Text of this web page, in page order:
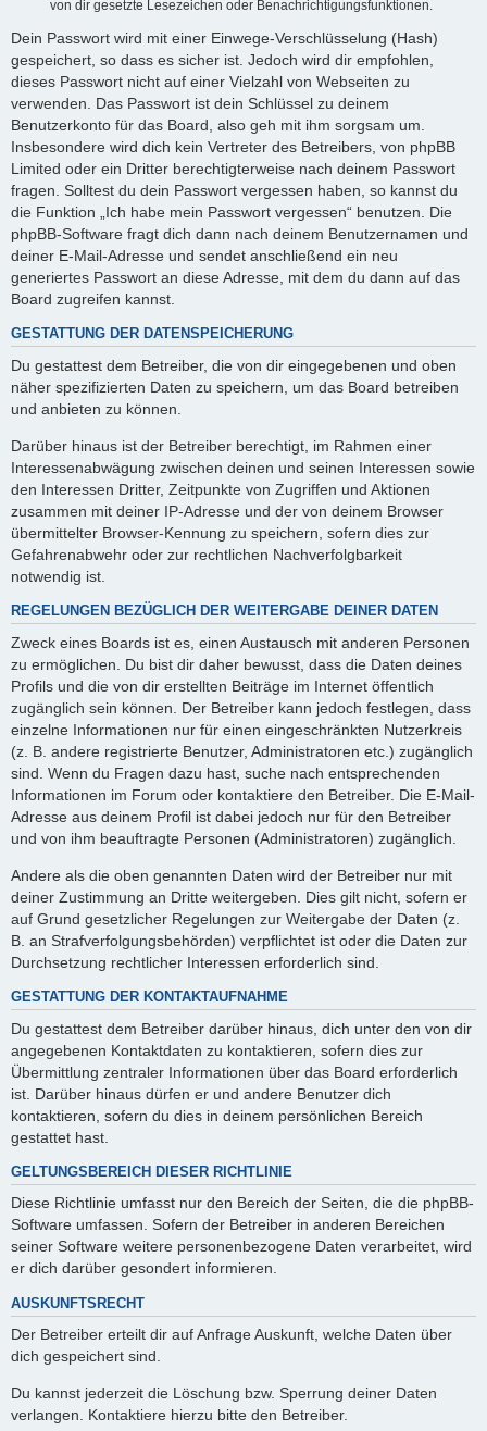
von dir gesetzte Lesezeichen oder Benachrichtigungsfunktionen.
Dein Passwort wird mit einer Einwege-Verschlüsselung (Hash)
gespeichert, so dass es sicher ist. Jedoch wird dir empfohlen,
dieses Passwort nicht auf einer Vielzahl von Webseiten zu
verwenden. Das Passwort ist dein Schlüssel zu deinem
Benutzerkonto für das Board, also geh mit ihm sorgsam um.
Insbesondere wird dich kein Vertreter des Betreibers, von phpBB
Limited oder ein Dritter berechtigterweise nach deinem Passwort
fragen. Solltest du dein Passwort vergessen haben, so kannst du
die Funktion „Ich habe mein Passwort vergessen“ benutzen. Die
phpBB-Software fragt dich dann nach deinem Benutzernamen und
deiner E-Mail-Adresse und sendet anschließend ein neu
generiertes Passwort an diese Adresse, mit dem du dann auf das
Board zugreifen kannst.
GESTATTUNG DER DATENSPEICHERUNG
Du gestattest dem Betreiber, die von dir eingegebenen und oben
näher spezifizierten Daten zu speichern, um das Board betreiben
und anbieten zu können.
Darüber hinaus ist der Betreiber berechtigt, im Rahmen einer
Interessenabwägung zwischen deinen und seinen Interessen sowie
den Interessen Dritter, Zeitpunkte von Zugriffen und Aktionen
zusammen mit deiner IP-Adresse und der von deinem Browser
übermittelter Browser-Kennung zu speichern, sofern dies zur
Gefahrenabwehr oder zur rechtlichen Nachverfolgbarkeit
notwendig ist.
REGELUNGEN BEZÜGLICH DER WEITERGABE DEINER DATEN
Zweck eines Boards ist es, einen Austausch mit anderen Personen
zu ermöglichen. Du bist dir daher bewusst, dass die Daten deines
Profils und die von dir erstellten Beiträge im Internet öffentlich
zugänglich sein können. Der Betreiber kann jedoch festlegen, dass
einzelne Informationen nur für einen eingeschränkten Nutzerkreis
(z. B. andere registrierte Benutzer, Administratoren etc.) zugänglich
sind. Wenn du Fragen dazu hast, suche nach entsprechenden
Informationen im Forum oder kontaktiere den Betreiber. Die E-Mail-
Adresse aus deinem Profil ist dabei jedoch nur für den Betreiber
und von ihm beauftragte Personen (Administratoren) zugänglich.
Andere als die oben genannten Daten wird der Betreiber nur mit
deiner Zustimmung an Dritte weitergeben. Dies gilt nicht, sofern er
auf Grund gesetzlicher Regelungen zur Weitergabe der Daten (z.
B. an Strafverfolgungsbehörden) verpflichtet ist oder die Daten zur
Durchsetzung rechtlicher Interessen erforderlich sind.
GESTATTUNG DER KONTAKTAUFNAHME
Du gestattest dem Betreiber darüber hinaus, dich unter den von dir
angegebenen Kontaktdaten zu kontaktieren, sofern dies zur
Übermittlung zentraler Informationen über das Board erforderlich
ist. Darüber hinaus dürfen er und andere Benutzer dich
kontaktieren, sofern du dies in deinem persönlichen Bereich
gestattet hast.
GELTUNGSBEREICH DIESER RICHTLINIE
Diese Richtlinie umfasst nur den Bereich der Seiten, die die phpBB-
Software umfassen. Sofern der Betreiber in anderen Bereichen
seiner Software weitere personenbezogene Daten verarbeitet, wird
er dich darüber gesondert informieren.
AUSKUNFTSRECHT
Der Betreiber erteilt dir auf Anfrage Auskunft, welche Daten über
dich gespeichert sind.
Du kannst jederzeit die Löschung bzw. Sperrung deiner Daten
verlangen. Kontaktiere hierzu bitte den Betreiber.